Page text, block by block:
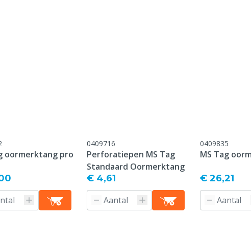
oormerktang pro
0409716
Perforatiepen MS Tag
Standaard Oormerktang
€ 4,61
0409835
MS Tag
€ 26,21